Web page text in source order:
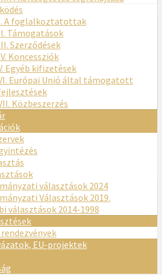
A foglalkoztatottak
Támogatások
Szerződések
Koncessziók
Egyéb kifizetések
Európai Unió által támogatott
Közbeszerzés
választások 2024
Választások 2019.
választások 2014-1998
EU-projektek